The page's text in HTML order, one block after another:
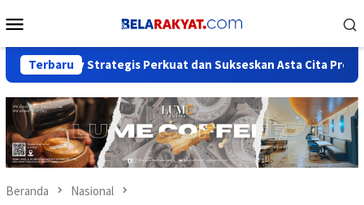
ke
Mobile
Terbaru
Strategis Perkuat dan Sukseskan Asta Cita Presiden
Beranda Nasional